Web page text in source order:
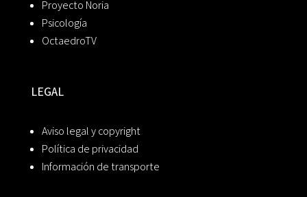
Proyecto Noria
Psicología
OctaedroTV
LEGAL
Aviso legal y copyright
Política de privacidad
Información de transporte